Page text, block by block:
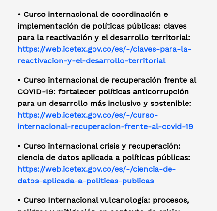
• Curso internacional de coordinación e
implementación de políticas públicas: claves
para la reactivación y el desarrollo territorial:
https://web.icetex.gov.co/es/-/claves-para-la-
reactivacion-y-el-desarrollo-territorial
• Curso internacional de recuperación frente al
COVID-19: fortalecer políticas anticorrupción
para un desarrollo más inclusivo y sostenible:
https://web.icetex.gov.co/es/-/curso-
internacional-recuperacion-frente-al-covid-19
• Curso internacional crisis y recuperación:
ciencia de datos aplicada a políticas públicas:
https://web.icetex.gov.co/es/-/ciencia-de-
datos-aplicada-a-politicas-publicas
• Curso Internacional vulcanología: procesos,